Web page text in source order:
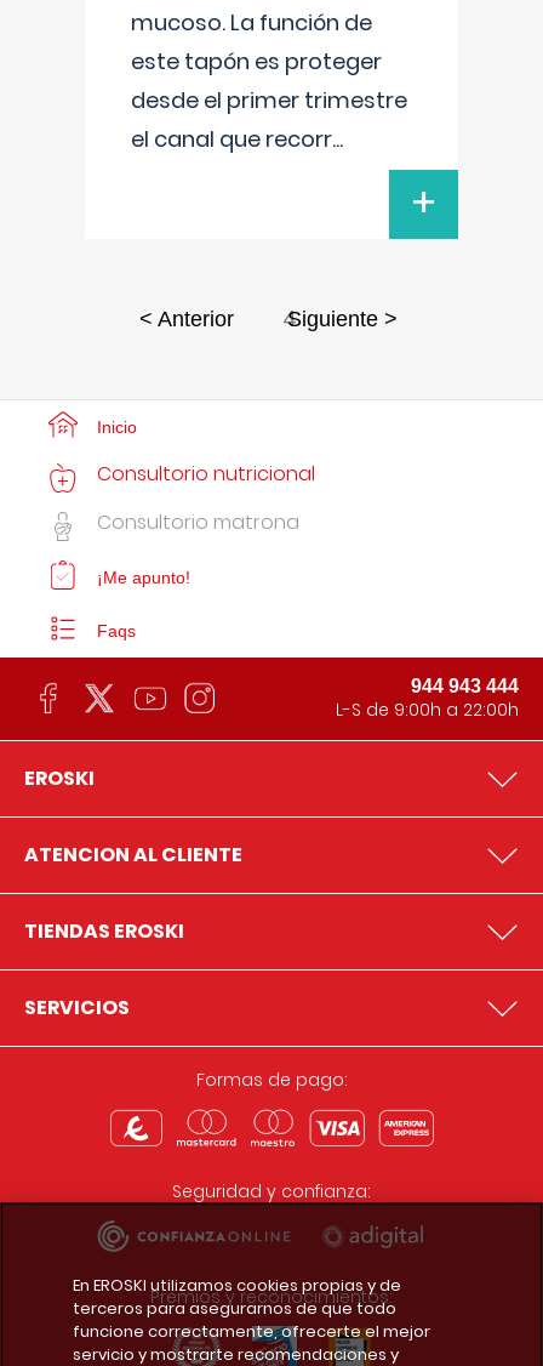
mucoso. La función de
este tapón es proteger
desde el primer trimestre
el canal que recorr...
+
< Anterior 4
Siguiente >
Inicio
Consultorio nutricional
Consultorio matrona
¡Me apunto!
Faqs
944 943 444
L-S de 9:00h a 22:00h
EROSKI
ATENCION AL CLIENTE
TIENDAS EROSKI
SERVICIOS
Formas de pago:
Seguridad y confianza:
Premios y reconocimientos:
En EROSKI utilizamos cookies propias y de
terceros para asegurarnos de que todo
funcione correctamente, ofrecerte el mejor
servicio y mostrarte recomendaciones y